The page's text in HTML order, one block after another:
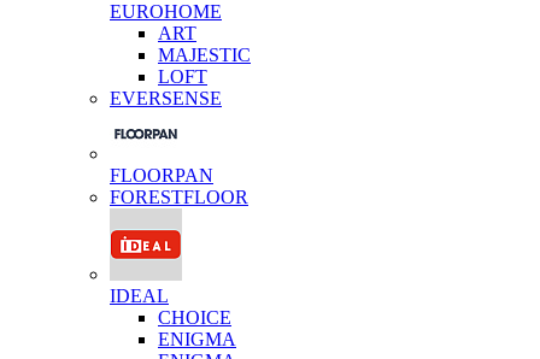
EUROHOME
ART
MAJESTIC
LOFT
EVERSENSE
FLOORPAN
FORESTFLOOR
IDEAL
CHOICE
ENIGMA